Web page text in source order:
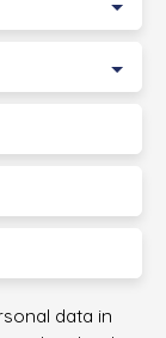
data in